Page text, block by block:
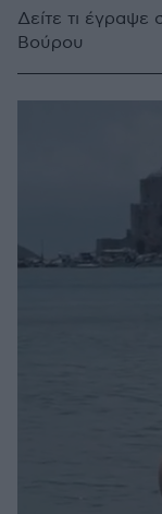
Δείτε τι
Βούρου